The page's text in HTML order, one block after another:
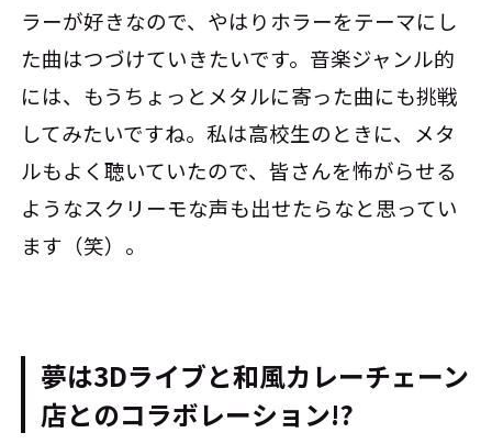
ラーが好きなので、やはりホラーをテーマにし
た曲はつづけていきたいです。音楽ジャンル的
には、もうちょっとメタルに寄った曲にも挑戦
してみたいですね。私は高校生のときに、メタ
ルもよく聴いていたので、皆さんを怖がらせる
ようなスクリーモな声も出せたらなと思ってい
ます（笑）。
夢は3Dライブと和風カレーチェーン
店とのコラボレーション!?